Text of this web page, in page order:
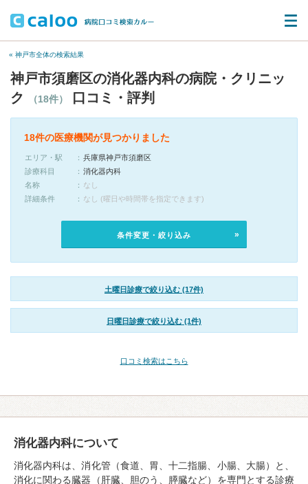
« 神戸市全体の検索結果
神戸市須磨区の消化器内科の病院・クリニッ
ク
（18件） 口コミ・評判
18件の医療機関が見つかりました
エリア・駅
兵庫県神戸市須磨区
診療科目
消化器内科
名称
なし
詳細条件
なし (曜日や時間帯を指定できます)
条件変更・絞り込み
土曜日診療で絞り込む (17件)
日曜日診療で絞り込む (1件)
口コミ検索はこちら
消化器内科について
消化器内科は、消化管（食道、胃、十二指腸、小腸、大腸）と、
消化に関わる臓器（肝臓、胆のう、膵臓など）を専門とする診療